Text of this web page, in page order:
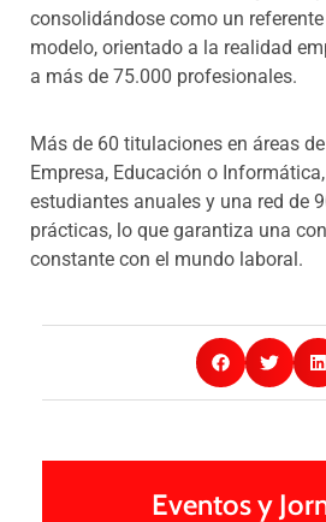
consolidándose como un
modelo, orientado a la realidad
a más de 75.000 profesionales.
Más de 60 titulaciones en áreas
Empresa, Educación o
estudiantes anuales y una red de
prácticas, lo que garantiza una
constante con el mundo laboral.
Eventos y